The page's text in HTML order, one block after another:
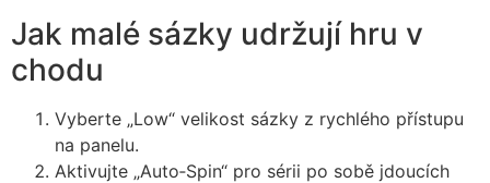
Jak malé sázky udržují hru v
chodu
Vyberte „Low“ velikost sázky z rychlého přístupu
na panelu.
Aktivujte „Auto‑Spin“ pro sérii po sobě jdoucích